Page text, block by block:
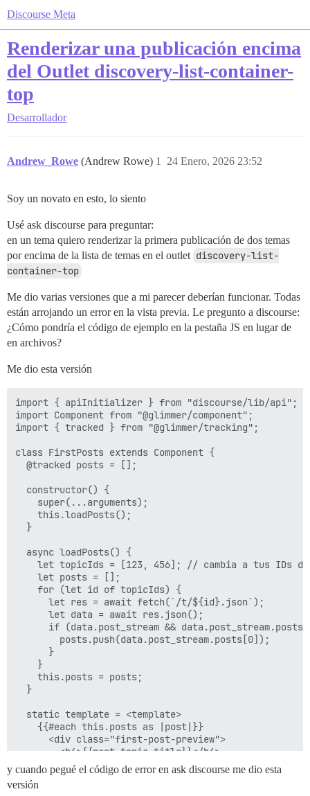
Discourse Meta
Renderizar una publicación encima
del Outlet discovery-list-container-
top
Desarrollador
Andrew_Rowe (Andrew Rowe) 24 Enero, 2026 23:52
1
Soy un novato en esto, lo siento
Usé ask discourse para preguntar:
en un tema quiero renderizar la primera publicación de dos temas
por encima de la lista de temas en el outlet discovery-list-
container-top
Me dio varias versiones que a mi parecer deberían funcionar. Todas
están arrojando un error en la vista previa. Le pregunto a discourse:
¿Cómo pondría el código de ejemplo en la pestaña JS en lugar de
en archivos?
Me dio esta versión
import { apiInitializer } from "discourse/lib/api";
import Component from "@glimmer/component";
import { tracked } from "@glimmer/tracking";
class FirstPosts extends Component {
  @tracked posts = [];
  constructor() {
    super(...arguments);
    this.loadPosts();
  }
  async loadPosts() {
let topicIds = [123, 456]; // cambia a tus IDs
    let posts = [];
    for (let id of topicIds) {
      let res = await fetch(`/t/${id}.json`);
      let data = await res.json();
if (data.post_stream &&
        posts.push(data.post_stream.posts[0]);
      }
    }
    this.posts = posts;
  }
  static template = <template>
    {{#each this.posts as |post|}}
      <div class="first-post-preview">
        <h4>{{post.topic_title}}</h4>
        {{{post.cooked}}}
      </div>
    {{/each}}
y cuando pegué el código de error en ask discourse me dio esta
versión